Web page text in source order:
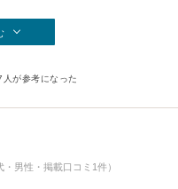
人が参考になった
男性・掲載口コミ1件）